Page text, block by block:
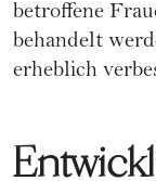
betroffene
behandelt
erheblich